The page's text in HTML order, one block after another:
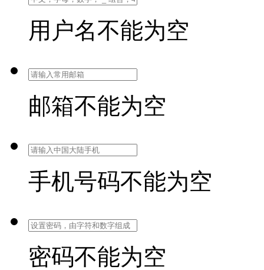
用户名不能为空
邮箱不能为空
手机号码不能为空
密码不能为空